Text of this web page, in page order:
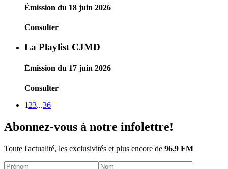
Émission du 18 juin 2026
Consulter
La Playlist CJMD
Émission du 17 juin 2026
Consulter
1 23...36
Abonnez-vous à notre infolettre!
Toute l'actualité, les exclusivités et plus encore de 96.9 FM